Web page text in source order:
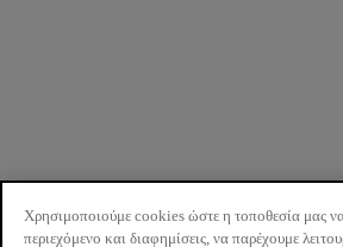
Χρησιμοποιούμε cookies ώστε η τοποθεσία μας
περιεχόμενο και διαφημίσεις, να παρέχουμε